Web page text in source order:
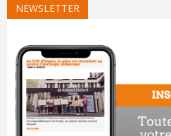
NEWSLETTER